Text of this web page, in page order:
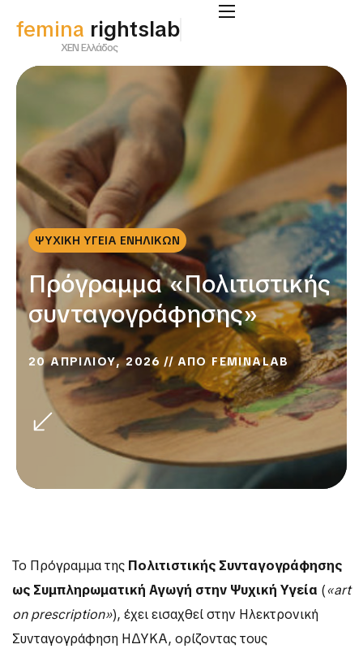
femina rightslab
ΧΕΝ Ελλάδος
ΨΥΧΙΚΗ ΥΓΕΙΑ ΕΝΗΛΙΚΩΝ
Πρόγραμμα «Πολιτιστικής
συνταγογράφησης»
20 ΑΠΡΙΛΙΟΥ, 2026 ΑΠΟFEMINALAB
Το Πρόγραμμα της Πολιτιστικής Συνταγογράφησης
ως Συμπληρωματική Αγωγή στην Ψυχική Υγεία («art
on prescription»), έχει εισαχθεί στην Ηλεκτρονική
Συνταγογράφηση ΗΔΥΚΑ, ορίζοντας τους